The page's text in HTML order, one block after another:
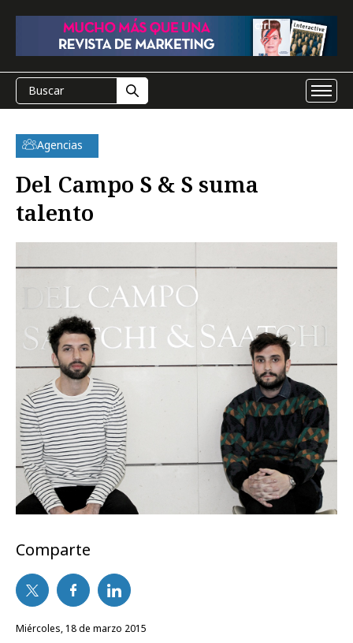
Agencias
Del Campo S & S suma
talento
Comparte
miércoles, 18 de marzo 2015